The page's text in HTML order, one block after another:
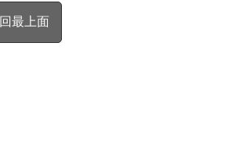
回最上面